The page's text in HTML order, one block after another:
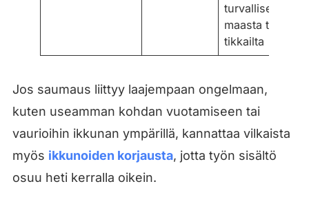
turvallisesti
maasta tai
tikkailta
Jos saumaus liittyy laajempaan ongelmaan,
kuten useamman kohdan vuotamiseen tai
vaurioihin ikkunan ympärillä, kannattaa vilkaista
myös ikkunoiden korjausta, jotta työn sisältö
osuu heti kerralla oikein.